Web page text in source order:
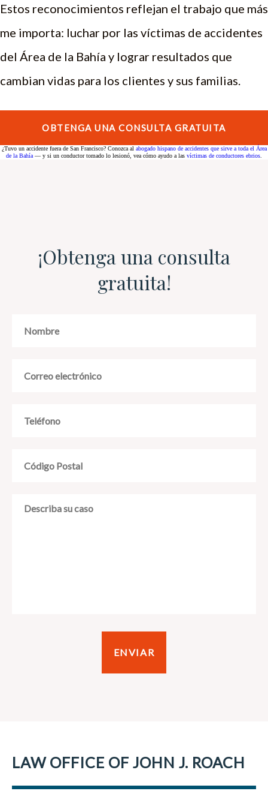
Estos reconocimientos reflejan el trabajo que más
me importa: luchar por las víctimas de accidentes
del Área de la Bahía y lograr resultados que
cambian vidas para los clientes y sus familias.
OBTENGA UNA CONSULTA GRATUITA
¿Tuvo un accidente fuera de San Francisco? Conozca al abogado hispano de accidentes que sirve a toda el Área
de la Bahía — y si un conductor tomado lo lesionó, vea cómo ayudo a las víctimas de conductores ebrios
¡Obtenga una consulta
gratuita!
LAW OFFICE OF JOHN J. ROACH